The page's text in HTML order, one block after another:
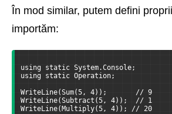
În mod similar, putem defini
importăm:
using static System.Console;
using static Operation;
WriteLine(Sum(5, 4));       // 9
WriteLine(Subtract(5, 4));  // 1
WriteLine(Multiply(5, 4)); // 20